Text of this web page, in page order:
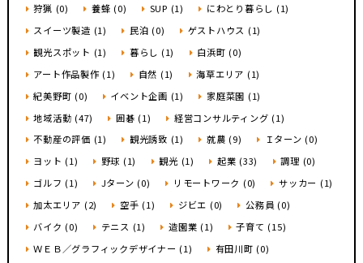
狩猟 (0)
養蜂 (0) SUP (1)
にわとり暮らし (1)
スイーツ製造 (1)
民泊 (0)
ゲストハウス (1)
観光スポット (1)
暮らし (1)
白浜町 (0)
アート作品製作 (1)
自然 (1)
海草エリア (1)
紀美野町 (0)
イベント企画 (1)
家庭菜園 (1)
地域活動 (47)
囲碁 (1)
経営コンサルティング (1)
不動産の評価 (1)
観光誘致 (1) 就農 (9)
Ｉターン (0)
ヨット (1)
野球 (1) 観光 (1) 起業 (33)
調理 (0)
ゴルフ (1)
Jターン (0) リモートワーク (0)
サッカー (1)
加太エリア (2)
空手 (1) ジビエ (0)
公務員 (0)
バイク (0)
テニス (1) 造園業 (1)
子育て (15)
ＷＥＢ／グラフィックデザイナー (1)
有田川町 (0)